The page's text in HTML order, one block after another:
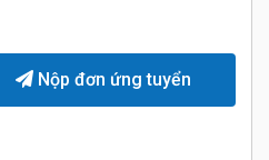
Nộp đơn ứng tuyển